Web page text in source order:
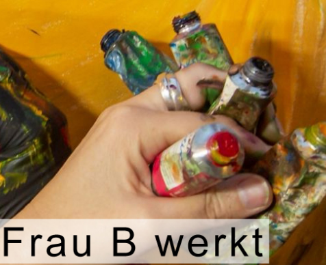
taucht dieses Element in meinen Bildern auf.